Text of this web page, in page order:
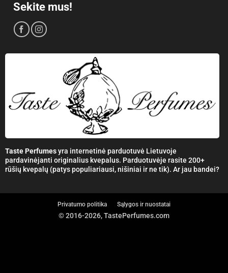
Sekite mus!
Taste Perfumesyra internetinė parduotuvė Lietuvoje
pardavinėjanti originalius kvepalus. Parduotuvėje rasite 200+
rūšių kvepalų (patys populiariausi, nišiniai ir ne tik). Ar jau bandei?
Privatumo politika Sąlygos ir nuostatai
© 2016-2026, TastePerfumes.com